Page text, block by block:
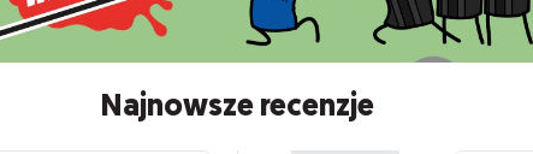
Najnowsze recenzje